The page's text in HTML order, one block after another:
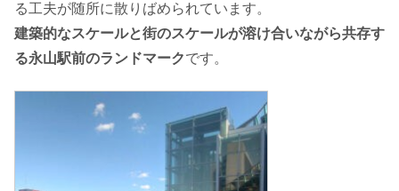
る工夫が随所に散りばめられています。
建築的なスケールと街のスケールが溶け合いながら共存す
る永山駅前のランドマークです。